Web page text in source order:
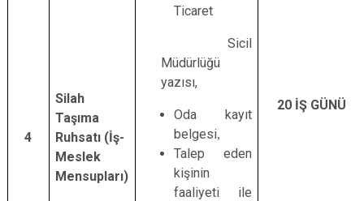
4
Silah
Taşıma
Ruhsatı (İş-
Meslek
Mensupları)
Ticaret
Sicil
Müdürlüğü
yazısı,
Oda kayıt
belgesi
Talep eden
kişinin
faaliyeti ile
20 İŞ GÜNÜ